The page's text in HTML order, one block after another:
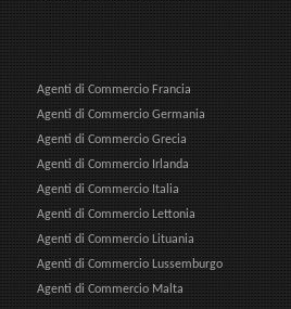
Agenti di Commercio Francia
Agenti di Commercio Germania
Agenti di Commercio Grecia
Agenti di Commercio Irlanda
Agenti di Commercio Italia
Agenti di Commercio Lettonia
Agenti di Commercio Lituania
Agenti di Commercio Lussemburgo
Agenti di Commercio Malta